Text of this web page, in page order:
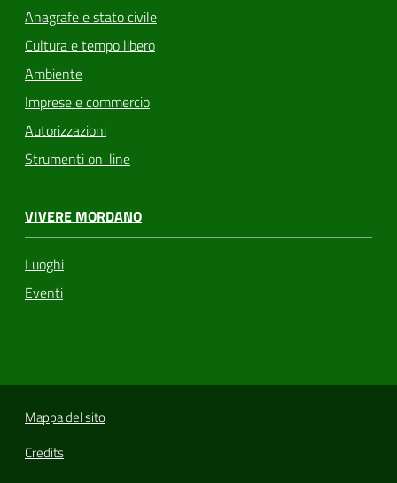
Anagrafe e stato civile
Cultura e tempo libero
Ambiente
Imprese e commercio
Autorizzazioni
Strumenti on-line
VIVERE MORDANO
Luoghi
Eventi
Mappa del sito
Credits